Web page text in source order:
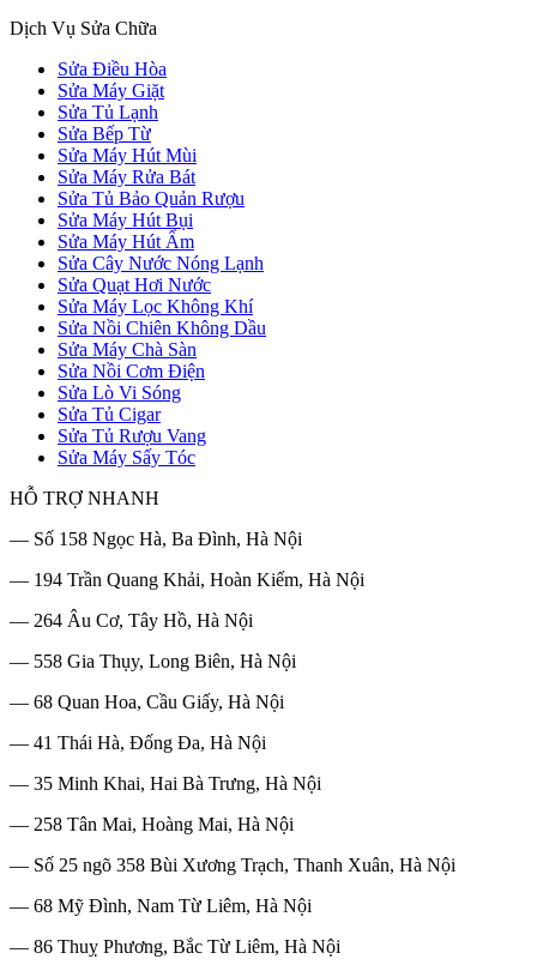
Dịch Vụ Sửa Chữa
Sửa Điều Hòa
Sửa Máy Giặt
Sửa Tủ Lạnh
Sửa Bếp Từ
Sửa Máy Hút Mùi
Sửa Máy Rửa Bát
Sửa Tủ Bảo Quản Rượu
Sửa Máy Hút Bụi
Sửa Máy Hút Ẩm
Sửa Cây Nước Nóng Lạnh
Sửa Quạt Hơi Nước
Sửa Máy Lọc Không Khí
Sửa Nồi Chiên Không Dầu
Sửa Máy Chà Sàn
Sửa Nồi Cơm Điện
Sửa Lò Vi Sóng
Sửa Tủ Cigar
Sửa Tủ Rượu Vang
Sửa Máy Sấy Tóc
HỖ TRỢ NHANH
— Số 158 Ngọc Hà, Ba Đình, Hà Nội
— 194 Trần Quang Khải, Hoàn Kiếm, Hà Nội
— 264 Âu Cơ, Tây Hồ, Hà Nội
— 558 Gia Thụy, Long Biên, Hà Nội
— 68 Quan Hoa, Cầu Giấy, Hà Nội
— 41 Thái Hà, Đống Đa, Hà Nội
— 35 Minh Khai, Hai Bà Trưng, Hà Nội
— 258 Tân Mai, Hoàng Mai, Hà Nội
— Số 25 ngõ 358 Bùi Xương Trạch, Thanh Xuân, Hà Nội
— 68 Mỹ Đình, Nam Từ Liêm, Hà Nội
— 86 Thuỵ Phương, Bắc Từ Liêm, Hà Nội